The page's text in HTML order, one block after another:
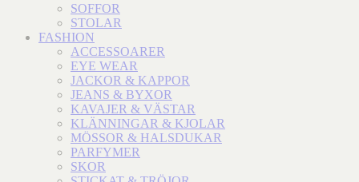
SOFFOR
STOLAR
FASHION
ACCESSOARER
EYE WEAR
JACKOR & KAPPOR
JEANS & BYXOR
KAVAJER & VÄSTAR
KLÄNNINGAR & KJOLAR
MÖSSOR & HALSDUKAR
PARFYMER
SKOR